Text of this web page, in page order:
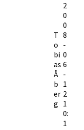
T
o
bi
as
Å
b
er
g
2
0
0
8
-
0
6
-
1
2
1
0:
1